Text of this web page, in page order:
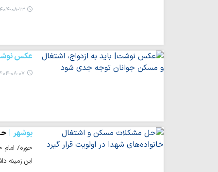
۱۴۰۴-۰۸-۱۳
عکس
۱۴۰۴-۰۸-۰۷
بوشهر
حوره/
این زمینه